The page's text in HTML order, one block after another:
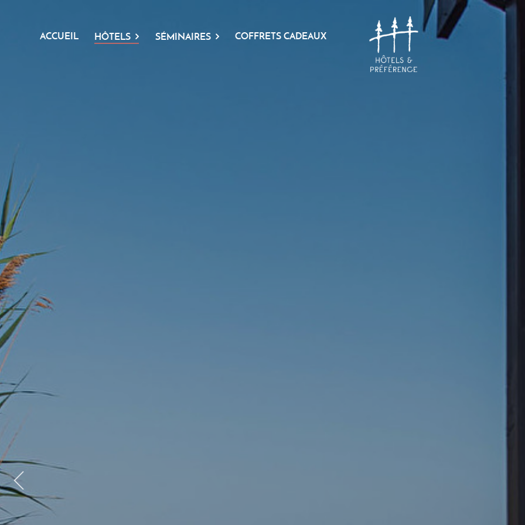
ACCUEIL HÔTELS SÉMINAIRES COFFRETS CADEAUX
Previous